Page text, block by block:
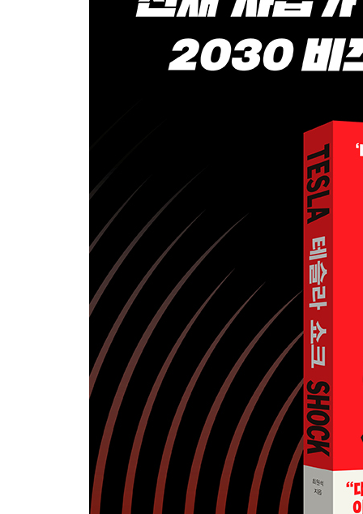
4 GM·도요타·폴크스바겐
4장_ 모든 것은 리더에게 달렸다
1 잡스 이후 최고의 비저너리 CEO 머스크
4 소선에 얽매이지 말고 대선을 추구하라
5장_ 한국 기업의 위기와 기회는 무엇이고, 어떻게
1 현대자동차
2 삼성전자
3 국내 자동차 부품 업체
4 LG그룹, SK그룹, 네이버, 카카오
에필로그
무에서 유를 창조했던 우리 기업가정신을 되살려